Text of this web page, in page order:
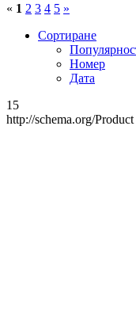
« 1 2 3 4 5 »
Сортиране
Номер
Дата
15
http://schema.org/Product